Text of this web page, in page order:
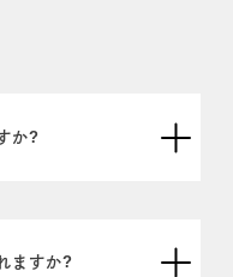
か?
ますか?